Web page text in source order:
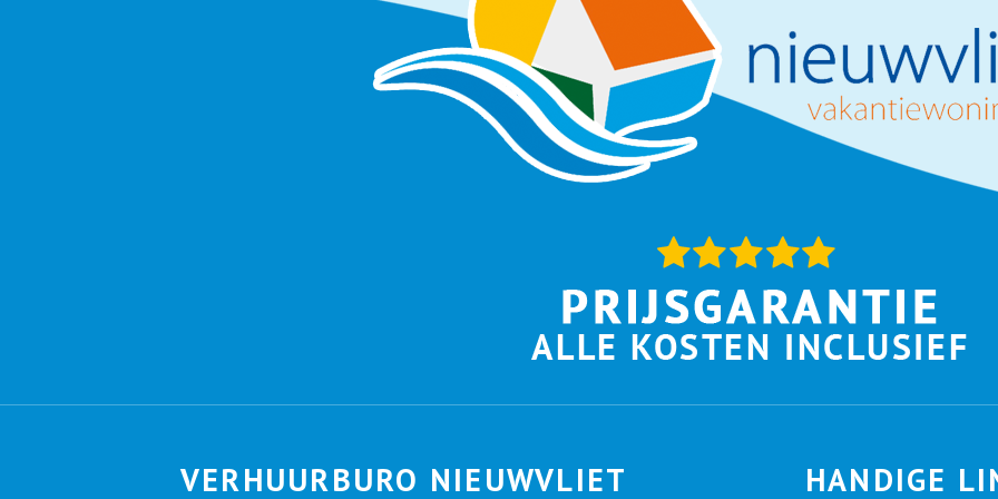
VERHUURBURO NIEUWVLIET HANDIGE